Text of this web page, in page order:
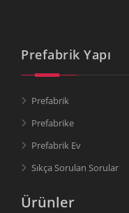
Prefabrik Yapı
Prefabrik
Prefabrike
Prefabrik Ev
Sıkça Sorulan Sorular
Ürünler